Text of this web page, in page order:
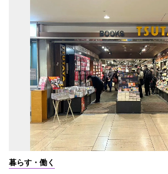
暮らす・働く